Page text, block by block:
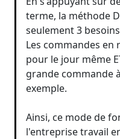
terme, la méthode
seulement 3
Les commandes en
pour le jour même
grande commande
exemple.
Ainsi, ce mode de
l'entreprise travail